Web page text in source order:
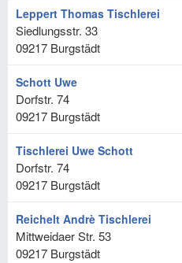
Leppert Thomas Tischlerei
Siedlungsstr. 33
09217 Burgstädt
Schott Uwe
Dorfstr. 74
09217 Burgstädt
Tischlerei Uwe Schott
Dorfstr. 74
09217 Burgstädt
Reichelt Andrè Tischlerei
Mittweidaer Str. 53
09217 Burgstädt